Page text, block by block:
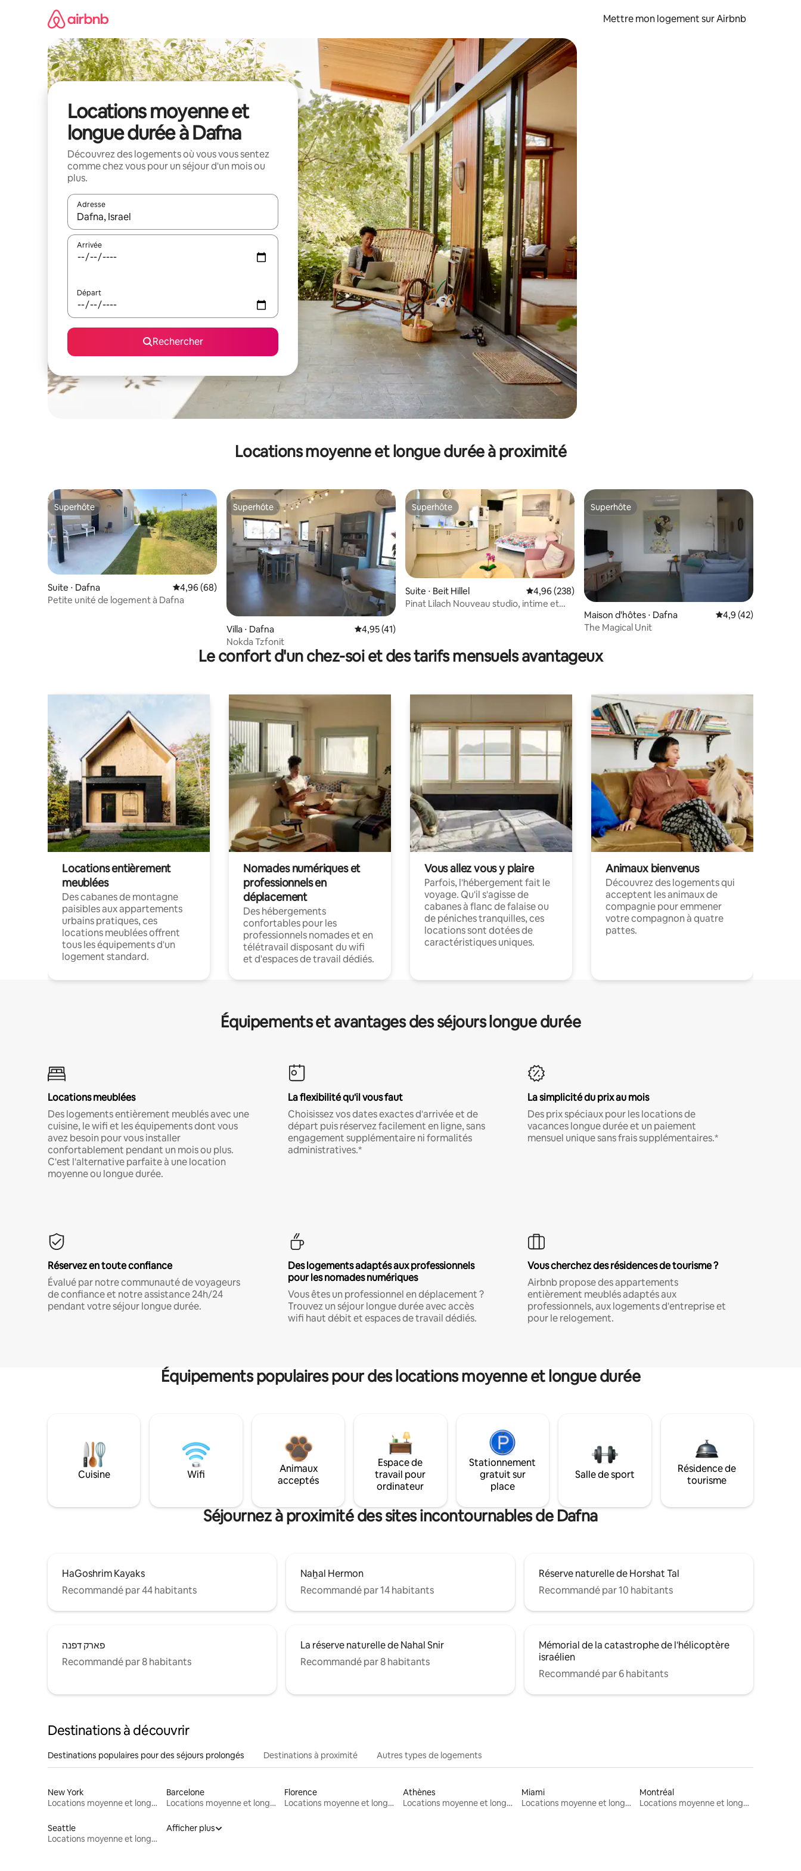
Mettre mon logement sur Airbnb
Locations moyenne et
longue durée à Dafna
Découvrez des logements où vous vous sentez
comme chez vous pour un séjour d'un mois ou
plus.
Adresse
Lorsque les résultats s'affichent, utilisez les flèches vers le haut et vers le bas pour les parcourir ou en appuyant et en faisant glisser.
Arrivée
Départ
Rechercher
Locations moyenne et longue durée à proximité
Superhôte
Superhôte
Suite ⋅ Dafna Évaluation moyenne sur la base de 68 commentaires : 4,96 sur 5
4,96 (68)
Petite unité de logement à Dafna
Superhôte
Superhôte
Villa ⋅ Dafna Évaluation moyenne sur la base de 41 commentaires : 4,95 sur 5
4,95 (41)
Nokda Tzfonit
Superhôte
Superhôte
Suite ⋅ Beit Hillel Évaluation moyenne sur la base de 238 commentaires : 4,96 sur 5
4,96 (238)
Pinat Lilach Nouveau studio, intime et
Superhôte
Superhôte
Maison d'hôtes ⋅ Dafna Évaluation
4,9 (42)
The Magical Unit
Le confort d'un chez-soi et des tarifs mensuels avantageux
Locations entièrement
meublées
Des cabanes de montagne
paisibles aux appartements
urbains pratiques, ces
locations meublées offrent
tous les équipements d'un
logement standard.
Nomades numériques et
professionnels en
déplacement
Des hébergements
confortables pour les
professionnels nomades et en
télétravail disposant du wifi
et d'espaces de travail dédiés.
Vous allez vous y plaire
Parfois, l'hébergement fait le
voyage. Qu'il s'agisse de
cabanes à flanc de falaise ou
de péniches tranquilles, ces
locations sont dotées de
caractéristiques uniques.
Animaux bienvenus
Découvrez des logements qui
acceptent les animaux de
compagnie pour emmener
votre compagnon à quatre
pattes.
Équipements et avantages des séjours longue durée
Locations meublées
Des logements entièrement meublés avec une
cuisine, le wifi et les équipements dont vous
avez besoin pour vous installer
confortablement pendant un mois ou plus.
C'est l'alternative parfaite à une location
moyenne ou longue durée.
La flexibilité qu'il vous faut
Choisissez vos dates exactes d'arrivée et de
départ puis réservez facilement en ligne, sans
engagement supplémentaire ni formalités
administratives.*
La simplicité du prix au mois
Des prix spéciaux pour les locations de
vacances longue durée et un paiement
mensuel unique sans frais supplémentaires.*
Réservez en toute confiance
Évalué par notre communauté de voyageurs
de confiance et notre assistance 24h/24
pendant votre séjour longue durée.
Des logements adaptés aux professionnels
pour les nomades numériques
Vous êtes un professionnel en déplacement ?
Trouvez un séjour longue durée avec accès
wifi haut débit et espaces de travail dédiés.
Vous cherchez des résidences de tourisme ?
Airbnb propose des appartements
entièrement meublés adaptés aux
professionnels, aux logements d'entreprise et
pour le relogement.
Équipements populaires pour des locations moyenne et longue durée
Cuisine Wifi
Animaux
acceptés
Espace de
travail pour
ordinateur
Stationnement
gratuit sur
place
Salle de sport
Résidence de
tourisme
Séjournez à proximité des sites incontournables de Dafna
HaGoshrim Kayaks
Recommandé par 44 habitants
Naẖal Hermon
Recommandé par 14 habitants
Réserve naturelle de Horshat Tal
Recommandé par 10 habitants
פארק דפנה
Recommandé par 8 habitants
La réserve naturelle de Nahal Snir
Recommandé par 8 habitants
Mémorial de la catastrophe de l'hélicoptère
israélien
Recommandé par 6 habitants
Destinations à découvrir
Destinations populaires pour des séjours prolongés Destinations à proximité Autres types de logements
New York
Locations moyenne et longue durée
Barcelone
Locations moyenne et longue durée
Florence
Locations moyenne et longue durée
Athènes
Locations moyenne et longue durée
Miami
Locations moyenne et longue durée
Montréal
Locations moyenne et longue durée
Seattle
Locations moyenne et longue durée
Afficher plus